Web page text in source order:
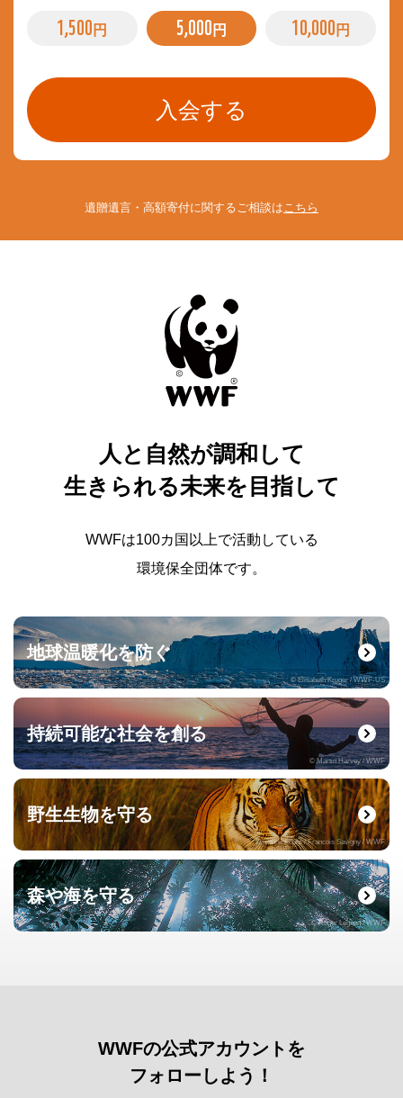
1,500 円 5,000 円 10,000 円
遺贈遺言・高額寄付に関するご相談はこちら
人と自然が調和して
生きられる未来を目指して
WWFは100カ国以上で活動している
環境保全団体です。
地球温暖化を防ぐ
© Elisabeth Kruger / WWF-US
持続可能な社会を創る
© Martin Harvey / WWF
野生生物を守る
© naturepl.com / Francois Savigny / WWF
森や海を守る
© Roger Leguen / WWF
WWFの公式アカウントを
フォローしよう！